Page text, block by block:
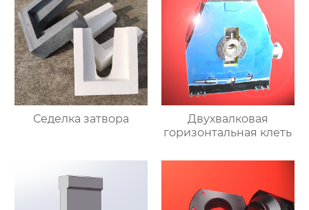
Седелка затвора
Двухвалковая
горизонтальная клеть